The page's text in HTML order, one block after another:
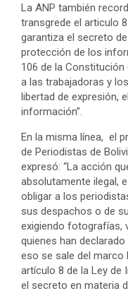
La ANP también
transgrede el articulo
garantiza el secreto
protección de los
106 de la
a las trabajadoras y
libertad de expresión,
información”.
En la misma línea, el
de Periodistas de
expresó: “La acción
absolutamente ilegal,
obligar a los
sus despachos o de
exigiendo fotografías,
quienes han
eso se sale del marco
artículo 8 de la Ley de
el secreto en materia